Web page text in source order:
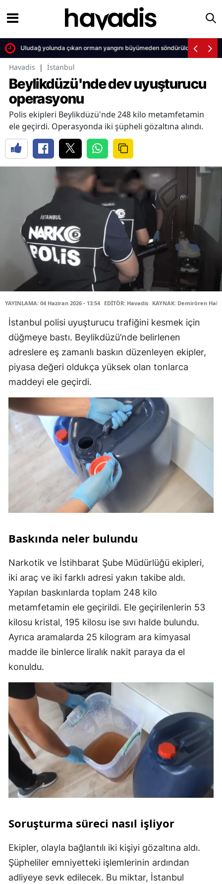
Uludağ yolunda çıkan orman yangını büyümeden söndürüldü
Havadis | İstanbul
Beylikdüzü'nde dev uyuşturucu
operasyonu
Polis ekipleri Beylikdüzü'nde 248 kilo metamfetamin
ele geçirdi. Operasyonda iki şüpheli gözaltına alındı.
YAYINLAMA: 04 Haziran 2026 - 13:54 EDİTÖR: Havadis KAYNAK: Demirören
İstanbul polisi uyuşturucu trafiğini kesmek için
düğmeye bastı. Beylikdüzü’nde belirlenen
adreslere eş zamanlı baskın düzenleyen ekipler,
piyasa değeri oldukça yüksek olan tonlarca
maddeyi ele geçirdi.
Baskında neler bulundu
Narkotik ve İstihbarat Şube Müdürlüğü ekipleri,
iki araç ve iki farklı adresi yakın takibe aldı.
Yapılan baskınlarda toplam 248 kilo
metamfetamin ele geçirildi. Ele geçirilenlerin 53
kilosu kristal, 195 kilosu ise sıvı halde bulundu.
Ayrıca aramalarda 25 kilogram ara kimyasal
madde ile binlerce liralık nakit paraya da el
konuldu.
Soruşturma süreci nasıl işliyor
Ekipler, olayla bağlantılı iki kişiyi gözaltına aldı.
Şüpheliler emniyetteki işlemlerinin ardından
adliyeye sevk edilecek. Bu miktar, İstanbul